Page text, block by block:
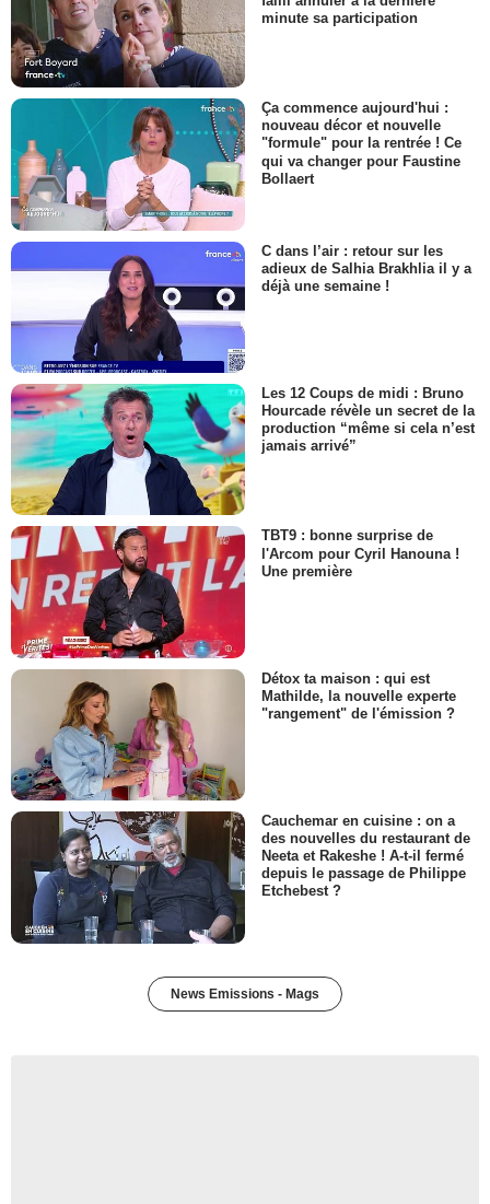
minute sa participation
Ça commence aujourd'hui :
nouveau décor et nouvelle
"formule" pour la rentrée ! Ce
qui va changer pour Faustine
Bollaert
C dans l’air : retour sur les
adieux de Salhia Brakhlia il y a
déjà une semaine !
Les 12 Coups de midi : Bruno
Hourcade révèle un secret de la
production “même si cela n’est
jamais arrivé”
TBT9 : bonne surprise de
l'Arcom pour Cyril Hanouna !
Une première
Détox ta maison : qui est
Mathilde, la nouvelle experte
"rangement" de l'émission ?
Cauchemar en cuisine : on a
des nouvelles du restaurant de
Neeta et Rakeshe ! A-t-il fermé
depuis le passage de Philippe
Etchebest ?
News Emissions - Mags